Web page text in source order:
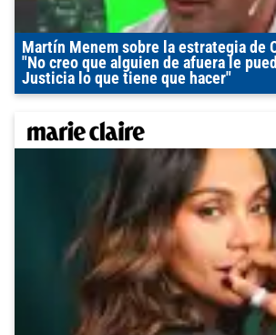
Martín Menem sobre la estrategia de
"No creo que alguien de afuera le
Justicia lo que tiene que hacer"